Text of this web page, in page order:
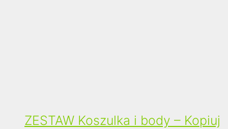
ZESTAW Koszulka i body – Kopiuj